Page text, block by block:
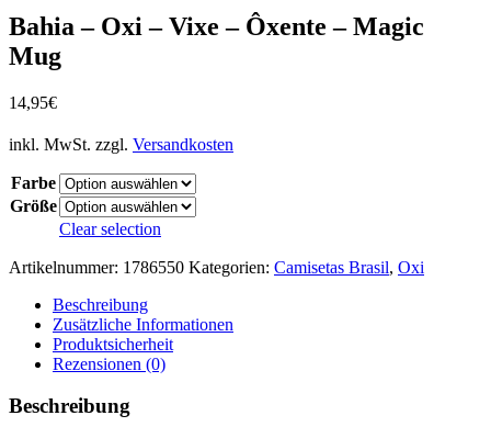
Bahia – Oxi – Vixe – Ôxente – Magic
Mug
14,95€
inkl. MwSt. zzgl. Versandkosten
Farbe
Größe
Clear selection
Artikelnummer: 1786550 Kategorien: Camisetas Brasil, Oxi
Beschreibung
Zusätzliche Informationen
Produktsicherheit
Rezensionen (0)
Beschreibung